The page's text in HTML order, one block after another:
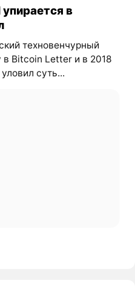
в
техновенчурный
в Bitcoin Letter и в 2018
суть...